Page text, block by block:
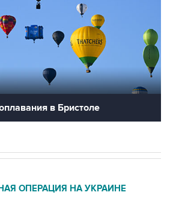
в Бристоле
ОПЕРАЦИЯ НА УКРАИНЕ